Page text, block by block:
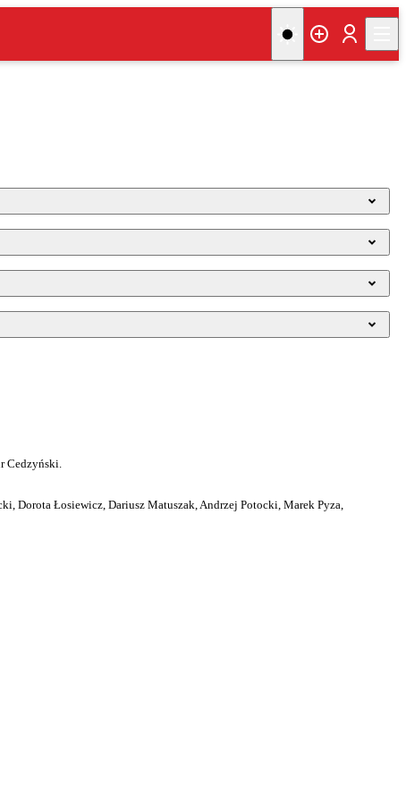
Cedzyński.
Dorota Łosiewicz, Dariusz Matuszak, Andrzej Potocki, Marek Pyza,